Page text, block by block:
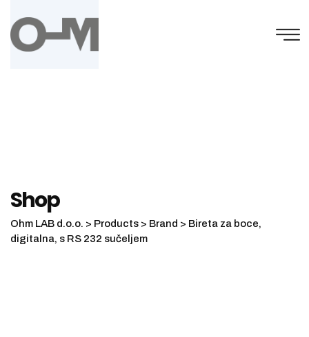
content
Shop
Ohm LAB d.o.o. > Products > Brand > Bireta za boce,
digitalna, s RS 232 sučeljem